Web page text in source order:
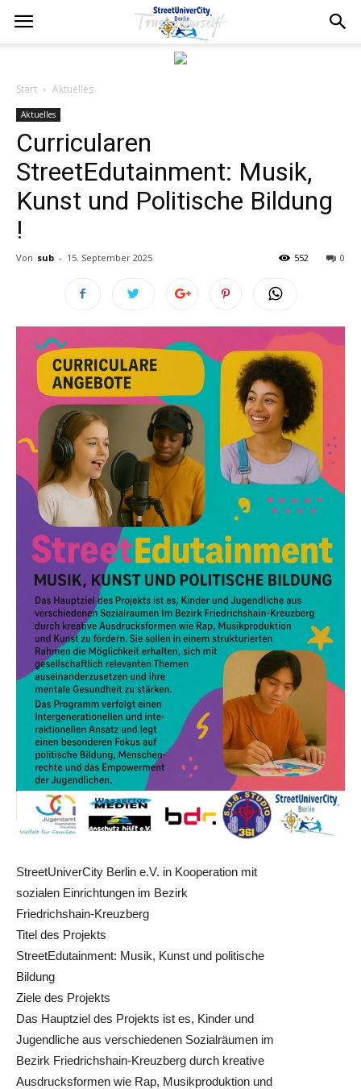
Start Aktuelles
Aktuelles
Curricularen
StreetEdutainment: Musik,
Kunst und Politische Bildung
!
Von sub - 15. September 2025 0
552
StreetUniverCity Berlin e.V. in Kooperation mit
sozialen Einrichtungen im Bezirk
Friedrichshain-Kreuzberg
Titel des Projekts
StreetEdutainment: Musik, Kunst und politische
Bildung
Ziele des Projekts
Das Hauptziel des Projekts ist es, Kinder und
Jugendliche aus verschiedenen Sozialräumen im
Bezirk Friedrichshain-Kreuzberg durch kreative
Ausdrucksformen wie Rap, Musikproduktion und